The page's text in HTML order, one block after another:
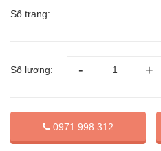
Số trang:...
Số lượng:
0971 998 312